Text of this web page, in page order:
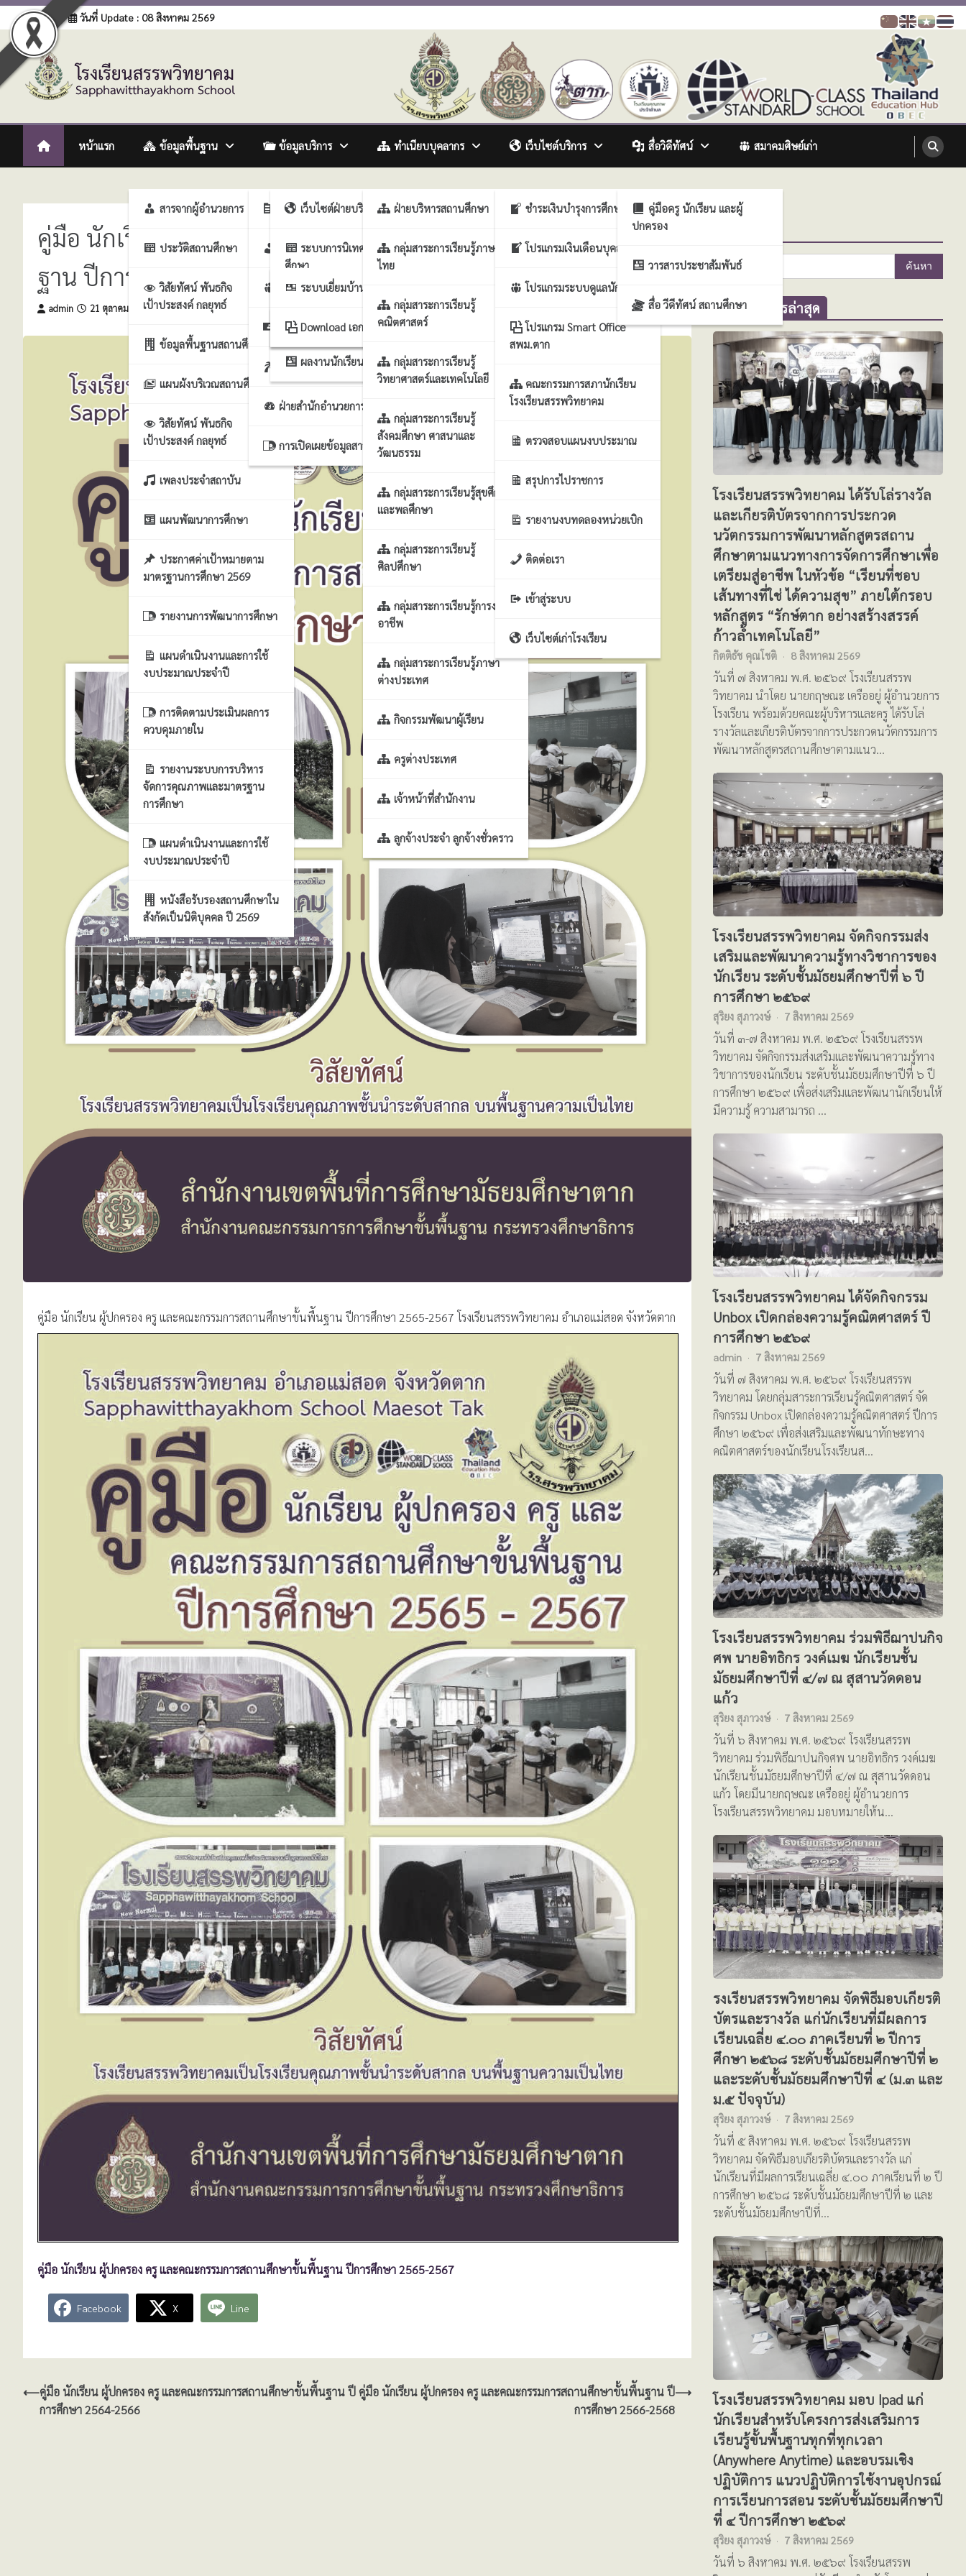
Skip
to
content
Login วันที่ Update : 08 สิงหาคม 2569
โรงเรียนสรรพวิทยาคม
:: โรงเรียนสรรพวิทยาคม อำเภอแม่สอด จังหวัดตาก :: Sapphawitthayakhom School
หน้าแรก ข้อมูลพื้นฐาน
สารจากผู้อำนวยการ
ประวัติสถานศึกษา
วิสัยทัศน์ พันธกิจ
เป้าประสงค์ กลยุทธ์
ข้อมูลพื้นฐานสถานศึกษา
แผนผังบริเวณสถานศึกษา
วิสัยทัศน์ พันธกิจ
เป้าประสงค์ กลยุทธ์
เพลงประจำสถาบัน
แผนพัฒนาการศึกษา
ประกาศค่าเป้าหมายตาม
มาตรฐานการศึกษา 2569
รายงานการพัฒนาการศึกษา
แผนดำเนินงานและการใช้
งบประมาณประจำปี
การติดตามประเมินผลการ
ควบคุมภายใน
รายงานระบบการบริหาร
จัดการคุณภาพและมาตรฐาน
การศึกษา
แผนดำเนินงานและการใช้
งบประมาณประจำปี
หนังสือรับรองสถานศึกษาใน
สังกัดเป็นนิติบุคคล ปี 2569
ข้อมูลบริการ
ฝ่ายบริหารวิชาการ
เว็บไซต์ฝ่ายบริหารวิชาการ
ระบบการนิเทศภายในสถาน
ศึกษา
งานประกันคุณภาพสถาน
ศึกษา
ผลงานนักเรียน
ฝ่ายบริหารงานบุคคล
ฝ่ายบริหารกิจการนักเรียน
ระบบเยี่ยมบ้านนักเรียน
ระบบขยะแลกแต้ม
ฝ่ายธุรการ นโยบาย แผนฯ
Download เอกสารแผนงาน
ฝ่ายบริหารงานทั่วไป
ฝ่ายสำนักอำนวยการ
การเปิดเผยข้อมูลสาธารณะ
ทำเนียบบุคลากร
ฝ่ายบริหารสถานศึกษา
กลุ่มสาระการเรียนรู้ภาษา
ไทย
กลุ่มสาระการเรียนรู้
คณิตศาสตร์
กลุ่มสาระการเรียนรู้
วิทยาศาสตร์และเทคโนโลยี
กลุ่มสาระการเรียนรู้
สังคมศึกษา ศาสนาและ
วัฒนธรรม
กลุ่มสาระการเรียนรู้สุขศึกษา
และพลศึกษา
กลุ่มสาระการเรียนรู้
ศิลปศึกษา
กลุ่มสาระการเรียนรู้การงาน
อาชีพ
กลุ่มสาระการเรียนรู้ภาษา
ต่างประเทศ
กิจกรรมพัฒนาผู้เรียน
ครูต่างประเทศ
เจ้าหน้าที่สำนักงาน
ลูกจ้างประจำ ลูกจ้างชั่วคราว
เว็บไซต์บริการ
ชำระเงินบำรุงการศึกษา
โปรแกรมเงินเดือนบุคลากร
โปรแกรมระบบดูแลนักเรียน
โปรแกรม Smart Office
สพม.ตาก
คณะกรรมการสภานักเรียน
โรงเรียนสรรพวิทยาคม
ตรวจสอบแผนงบประมาณ
สรุปการไปราชการ
รายงานงบทดลองหน่วยเบิก
ติดต่อเรา
เข้าสู่ระบบ
เว็บไซต์เก่าโรงเรียน
สื่อวิดีทัศน์
คู่มือครู นักเรียน และผู้
ปกครอง
วารสารประชาสัมพันธ์
สื่อ วีดีทัศน์ สถานศึกษา
สมาคมศิษย์เก่า
คู่มือ นักเรียน ผู้ปกครอง ครู และคณะกรรมการสถานศึกษาขั้นพืัน
ฐาน ปีการศึกษา 2565-2567
admin 21 ตุลาคม 2568
คู่มือ นักเรียน ผู้ปกครอง ครู และคณะกรรมการสถานศึกษาขั้นพืันฐาน ปีการศึกษา 2565-2567 โรงเรียนสรรพวิทยาคม อำเภอแม่สอด จังหวัดตาก
คู่มือ นักเรียน ผู้ปกครอง ครู และคณะกรรมการสถานศึกษาขั้นพืันฐาน ปีการศึกษา 2565-2567
Facebook X Line
แนะแนว
เรื่อง
⟵คู่มือ นักเรียน ผู้ปกครอง ครู และคณะกรรมการสถานศึกษาขั้นพืันฐาน ปี
การศึกษา 2564-2566
คู่มือ นักเรียน ผู้ปกครอง ครู และคณะกรรมการสถานศึกษาขั้นพืันฐาน ปี
การศึกษา 2566-2568
⟶
ค้นหา
ข่าวสารล่าสุด
โรงเรียนสรรพวิทยาคม ได้รับโล่รางวัล
และเกียรติบัตรจากการประกวด
นวัตกรรมการพัฒนาหลักสูตรสถาน
ศึกษาตามแนวทางการจัดการศึกษาเพื่อ
เตรียมสู่อาชีพ ในหัวข้อ “เรียนที่ชอบ
เส้นทางที่ใช่ ได้ความสุข” ภายใต้กรอบ
หลักสูตร “รักษ์ตาก อย่างสร้างสรรค์
ก้าวล้ำเทคโนโลยี”
กิตติธัช คุณโชติ 8 สิงหาคม 2569
วันที่ ๗ สิงหาคม พ.ศ. ๒๕๖๙ โรงเรียนสรรพ
วิทยาคม นำโดย นายกฤษณะ เครืออยู่ ผู้อำนวยการ
โรงเรียน พร้อมด้วยคณะผู้บริหารและครู ได้รับโล่
รางวัลและเกียรติบัตรจากการประกวดนวัตกรรมการ
พัฒนาหลักสูตรสถานศึกษาตามแนว…
โรงเรียนสรรพวิทยาคม จัดกิจกรรมส่ง
เสริมและพัฒนาความรู้ทางวิชาการของ
นักเรียน ระดับชั้นมัธยมศึกษาปีที่ ๖ ปี
การศึกษา ๒๕๖๙
สุริยง สุภาวงษ์ 7 สิงหาคม 2569
วันที่ ๓-๗ สิงหาคม พ.ศ. ๒๕๖๙ โรงเรียนสรรพ
วิทยาคม จัดกิจกรรมส่งเสริมและพัฒนาความรู้ทาง
วิชาการของนักเรียน ระดับชั้นมัธยมศึกษาปีที่ ๖ ปี
การศึกษา ๒๕๖๙ เพื่อส่งเสริมและพัฒนานักเรียนให้
มีความรู้ ความสามารถ …
โรงเรียนสรรพวิทยาคม ได้จัดกิจกรรม
Unbox เปิดกล่องความรู้คณิตศาสตร์ ปี
การศึกษา ๒๕๖๙
admin 7 สิงหาคม 2569
วันที่ ๗ สิงหาคม พ.ศ. ๒๕๖๙ โรงเรียนสรรพ
วิทยาคม โดยกลุ่มสาระการเรียนรู้คณิตศาสตร์ จัด
กิจกรรม Unbox เปิดกล่องความรู้คณิตศาสตร์ ปีการ
ศึกษา ๒๕๖๙ เพื่อส่งเสริมและพัฒนาทักษะทาง
คณิตศาสตร์ของนักเรียนโรงเรียนส…
โรงเรียนสรรพวิทยาคม ร่วมพิธีฌาปนกิจ
ศพ นายอิทธิกร วงค์เมฆ นักเรียนชั้น
มัธยมศึกษาปีที่ ๔/๗ ณ สุสานวัดดอน
แก้ว
สุริยง สุภาวงษ์ 7 สิงหาคม 2569
วันที่ ๖ สิงหาคม พ.ศ. ๒๕๖๙ โรงเรียนสรรพ
วิทยาคม ร่วมพิธีฌาปนกิจศพ นายอิทธิกร วงค์เมฆ
นักเรียนชั้นมัธยมศึกษาปีที่ ๔/๗ ณ สุสานวัดดอน
แก้ว โดยมีนายกฤษณะ เครืออยู่ ผู้อำนวยการ
โรงเรียนสรรพวิทยาคม มอบหมายให้น…
รงเรียนสรรพวิทยาคม จัดพิธีมอบเกียรติ
บัตรและรางวัล แก่นักเรียนที่มีผลการ
เรียนเฉลี่ย ๔.๐๐ ภาคเรียนที่ ๒ ปีการ
ศึกษา ๒๕๖๘ ระดับชั้นมัธยมศึกษาปีที่ ๒
และระดับชั้นมัธยมศึกษาปีที่ ๔ (ม.๓ และ
ม.๕ ปัจจุบัน)
สุริยง สุภาวงษ์ 7 สิงหาคม 2569
วันที่ ๕ สิงหาคม พ.ศ. ๒๕๖๙ โรงเรียนสรรพ
วิทยาคม จัดพิธีมอบเกียรติบัตรและรางวัล แก่
นักเรียนที่มีผลการเรียนเฉลี่ย ๔.๐๐ ภาคเรียนที่ ๒ ปี
การศึกษา ๒๕๖๘ ระดับชั้นมัธยมศึกษาปีที่ ๒ และ
ระดับชั้นมัธยมศึกษาปีที่…
โรงเรียนสรรพวิทยาคม มอบ Ipad แก่
นักเรียนสำหรับโครงการส่งเสริมการ
เรียนรู้ขั้นพื้นฐานทุกที่ทุกเวลา
(Anywhere Anytime) และอบรมเชิง
ปฏิบัติการ แนวปฏิบัติการใช้งานอุปกรณ์
การเรียนการสอน ระดับชั้นมัธยมศึกษาปี
ที่ ๔ ปีการศึกษา ๒๕๖๙
สุริยง สุภาวงษ์ 7 สิงหาคม 2569
วันที่ ๖ สิงหาคม พ.ศ. ๒๕๖๙ โรงเรียนสรรพ